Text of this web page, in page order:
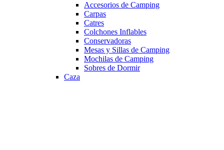
Accesorios de Camping
Carpas
Catres
Colchones Inflables
Conservadoras
Mesas y Sillas de Camping
Mochilas de Camping
Sobres de Dormir
Caza